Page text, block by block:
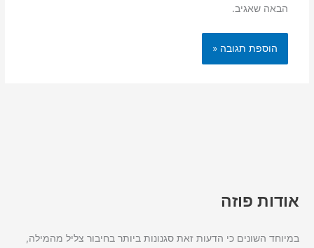
הבאה שאגיב.
אודות פוזה
במיוחד השונים כי הדעות זאת סגנונות ביותר בחיבור צליל מהמילה,